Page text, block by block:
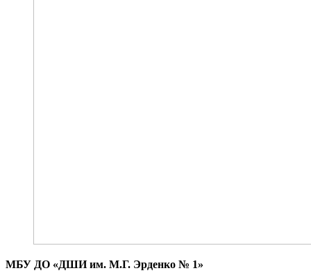
МБУ ДО «ДШИ им. М.Г. Эрденко № 1»